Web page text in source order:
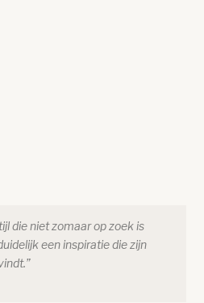
die niet zomaar op zoek is
een inspiratie die zijn